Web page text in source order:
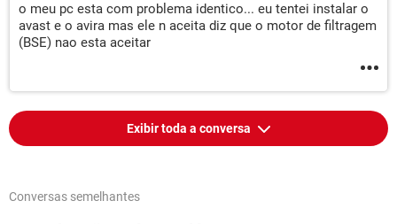
o meu pc esta com problema identico... eu tentei instalar o
avast e o avira mas ele n aceita diz que o motor de filtragem
(BSE) nao esta aceitar
Exibir toda a conversa
Conversas semelhantes